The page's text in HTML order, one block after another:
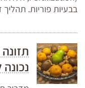
בבעיות פוריות.
נכונה